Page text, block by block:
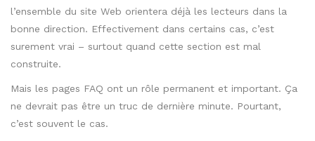
l’ensemble du site Web orientera déjà les lecteurs dans la
bonne direction. Effectivement dans certains cas, c’est
surement vrai – surtout quand cette section est mal
construite.
Mais les pages FAQ ont un rôle permanent et important. Ça
ne devrait pas être un truc de dernière minute. Pourtant,
c’est souvent le cas.